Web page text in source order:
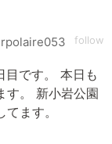
follow
目です。 本日も
す。 新小岩公園
ます。